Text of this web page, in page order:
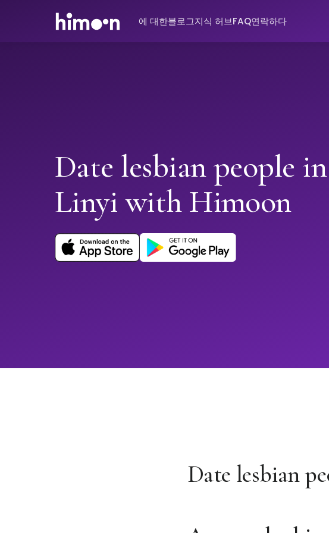
에 대한블로그지식 허브FAQ연락하다
Date lesbian people in
Linyi with Himoon
Date lesbian